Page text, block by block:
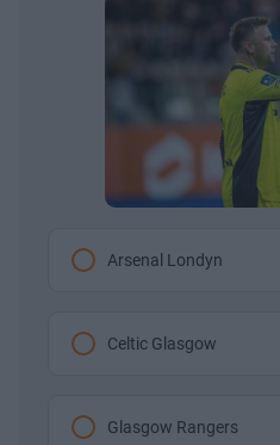
Arsenal Londyn
Celtic Glasgow
Glasgow Rangers